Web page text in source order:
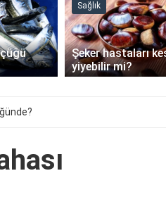
Sağlık
Şeker hastaları
yiyebilir mi?